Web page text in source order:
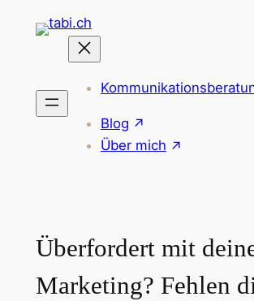
Inhalt
Blog
Über mich
Überfordert mit
Marketing? Fehlen